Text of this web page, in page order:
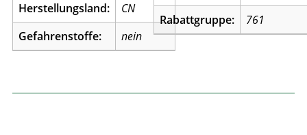
Herstellungsland:
CN
Gefahrenstoffe:
nein
Rabattgruppe:
761